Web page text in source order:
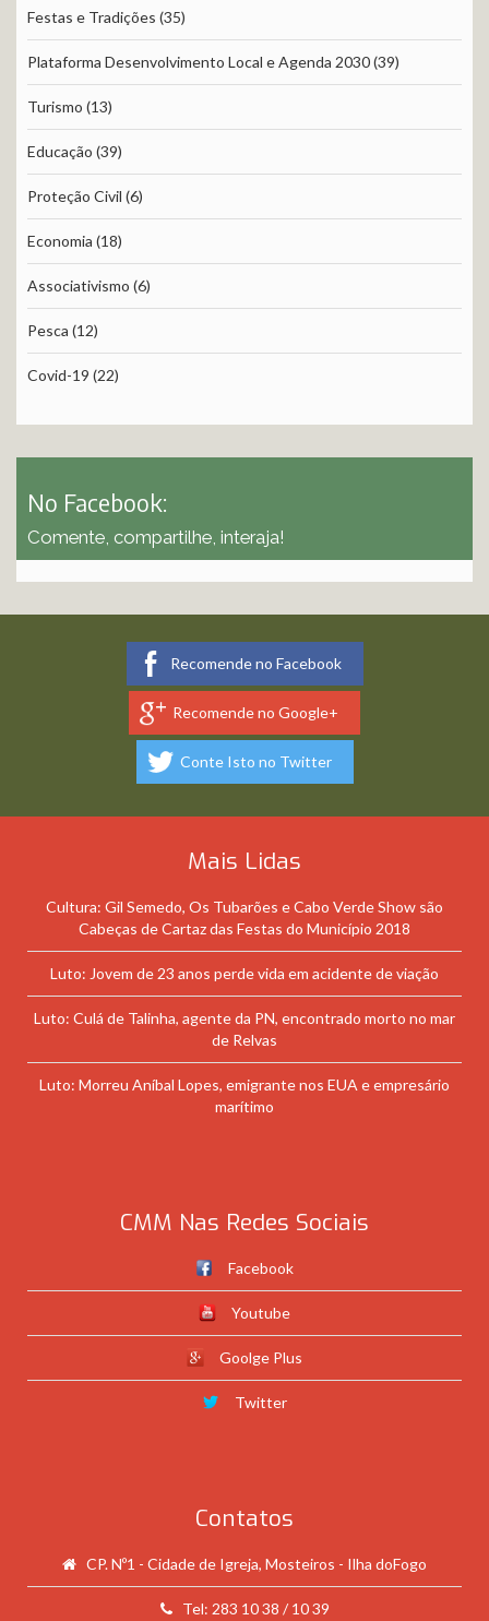
Festas e Tradições (35)
Plataforma Desenvolvimento Local e Agenda 2030(39)
Turismo (13)
Educação (39)
Proteção Civil (6)
Economia (18)
Associativismo (6)
Pesca (12)
Covid-19 (22)
No Facebook:
Comente, compartilhe, interaja!
Recomende no Facebook
Recomende no Google+
Conte Isto no Twitter
Mais Lidas
Cultura: Gil Semedo, Os Tubarões e Cabo Verde Show são
Cabeças de Cartaz das Festas do Município 2018
Luto: Jovem de 23 anos perde vida em acidente de viação
Luto: Culá de Talinha, agente da PN, encontrado morto no mar
de Relvas
Luto: Morreu Aníbal Lopes, emigrante nos EUA e empresário
marítimo
CMM Nas Redes Sociais
Facebook
Youtube
Goolge Plus
Twitter
Contatos
CP. Nº1 - Cidade de Igreja, Mosteiros - Ilha doFogo
Tel: 283 10 38 / 10 39